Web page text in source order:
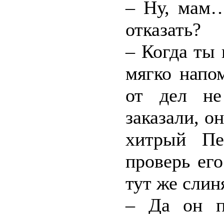
– Ну,
отказать?
– Когда ты
мягко
от дел не
заказали,
хитрый
проверь
тут же
– Да он